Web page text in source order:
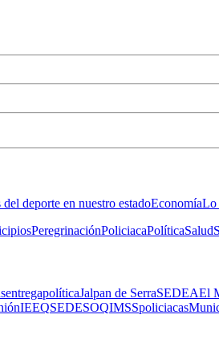
deporte en nuestro estadoEconomíaLo
PeregrinaciónPoliciacaPolíticaSalud
entregapolíticaJalpan de SerraSEDEAEl
IEEQSEDESOQIMSSpoliciacas